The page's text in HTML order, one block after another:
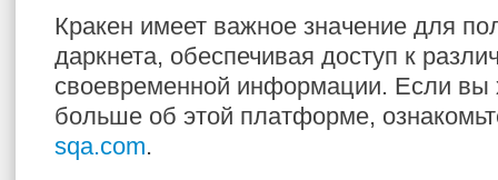
Кракен имеет важное значение для
даркнета, обеспечивая доступ к
своевременной информации. Если вы
больше об этой платформе,
sqa.com.